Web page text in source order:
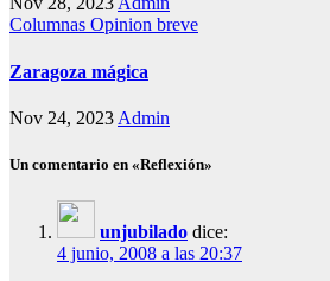
Columnas Opinion breve
Zaragoza mágica
Nov 24, 2023 Admin
Un comentario en «Reflexión»
unjubilado dice:
4 junio, 2008 a las 20:37